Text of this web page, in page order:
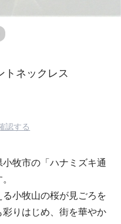
トネックレス
認する
牧市の「ハナミズキ通
小牧山の桜が見ごろを
りはじめ、街を華やか